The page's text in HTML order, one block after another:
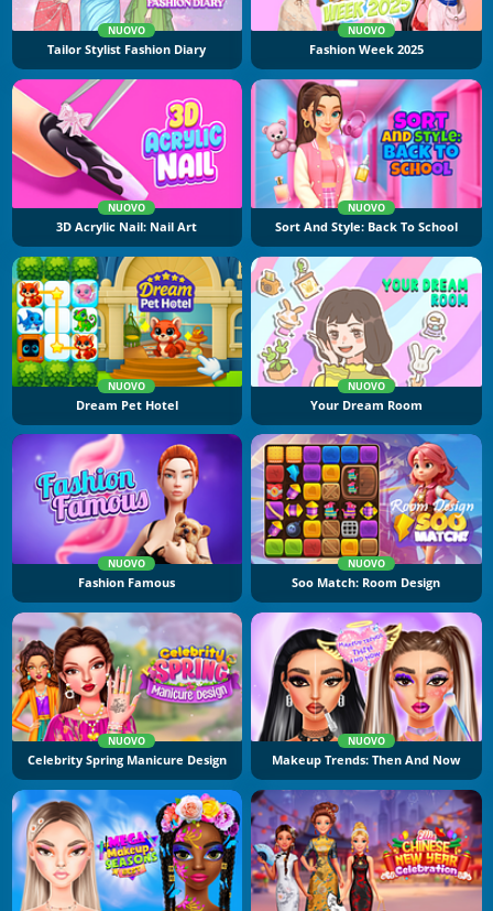
NUOVO
Tailor Stylist Fashion Diary
NUOVO
Fashion Week 2025
NUOVO
3D Acrylic Nail: Nail Art
NUOVO
Sort And Style: Back To School
NUOVO
Dream Pet Hotel
NUOVO
Your Dream Room
NUOVO
Fashion Famous
NUOVO
Soo Match: Room Design
NUOVO
Celebrity Spring Manicure Design
NUOVO
Makeup Trends: Then And Now